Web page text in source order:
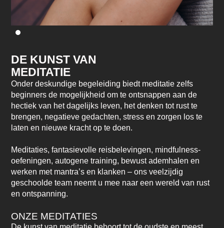
DE KUNST VAN
MEDITATIE
Onder deskundige begeleiding biedt meditatie zelfs
beginners de mogelijkheid om te ontsnappen aan de
hectiek van het dagelijks leven, het denken tot rust te
brengen, negatieve gedachten, stress en zorgen los te
laten en nieuwe kracht op te doen.
Meditaties, fantasievolle reisbelevingen, mindfulness-
oefeningen, autogene training, bewust ademhalen en
werken met mantra’s en klanken – ons veelzijdig
geschoolde team neemt u mee naar een wereld van rust
en ontspanning.
ONZE MEDITATIES